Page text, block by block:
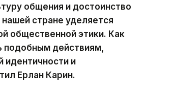
общения и достоинство
стране уделяется
общественной этики. Как
действиям,
идентичности и
Ерлан Карин.